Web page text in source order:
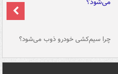
چرا سیم‌کشی خودرو ذوب می‌شود؟